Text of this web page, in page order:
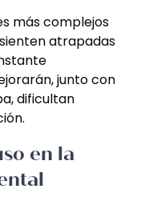
más complejos
atrapadas
junto con
dificultan
en la